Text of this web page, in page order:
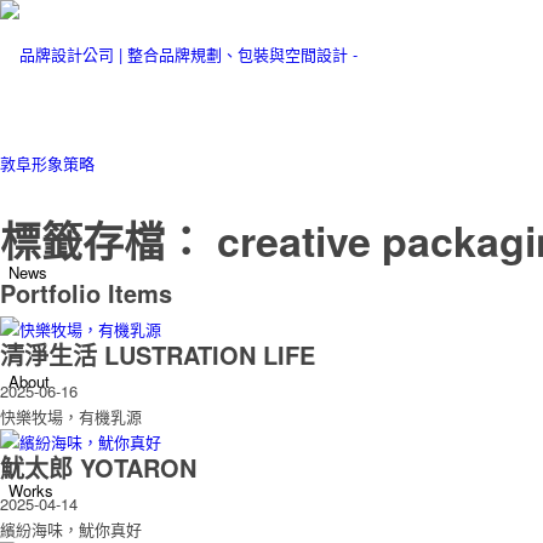
News
About
Works
標籤存檔： creative
Portfolio Items
清淨生活 LUSTRATION LIFE
2025-06-16
快樂牧場，有機乳源
魷太郎 YOTARON
2025-04-14
繽紛海味，魷你真好